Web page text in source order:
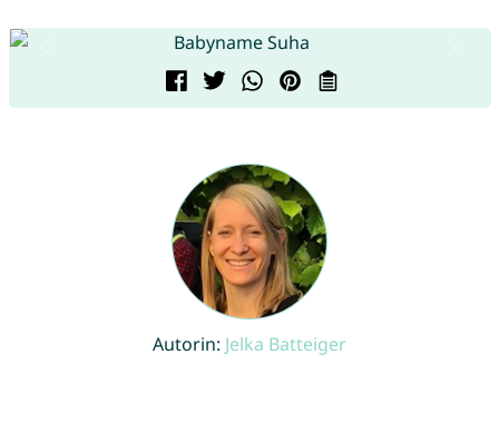
Autorin: Jelka Batteiger